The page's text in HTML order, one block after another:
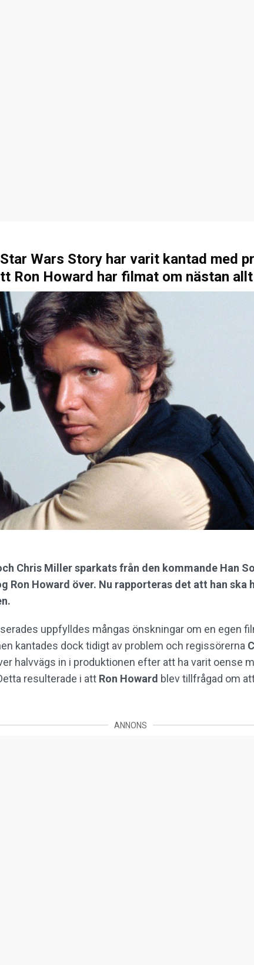
Wars Story har varit kantad med
Ron Howard har filmat om nästan
Chris Miller sparkats från den kommande Han
Ron Howard över. Nu rapporteras det att han ska
uppfylldes mångas önskningar om en egen
kantades dock tidigt av problem och regissörerna
halvvägs in i produktionen efter att ha varit oense
resulterade i att Ron Howard blev tillfrågad om
ANNONS